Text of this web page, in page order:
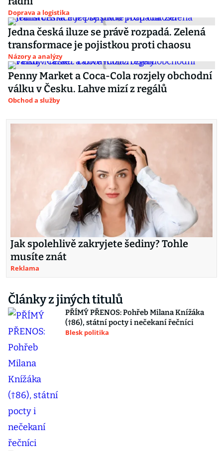
Doprava a logistika
Jedna česká iluze se právě rozpadá. Zelená
transformace je pojistkou proti chaosu
Názory a analýzy
Penny Market a Coca-Cola rozjely obchodní
válku v Česku. Lahve mizí z regálů
Obchod a služby
Jak spolehlivě zakryjete šediny? Tohle
musíte znát
Reklama
Články z jiných titulů
PŘÍMÝ PŘENOS: Pohřeb Milana Knížáka
(†86), státní pocty i nečekaní řečníci
Blesk politika